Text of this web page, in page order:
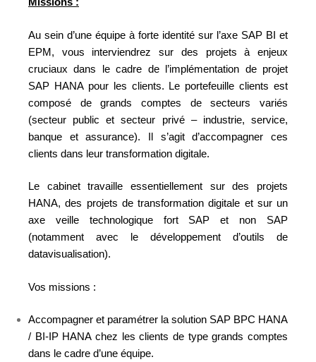
Au sein d’une équipe à forte identité sur l’axe SAP BI et
EPM, vous interviendrez sur des projets à enjeux
cruciaux dans le cadre de l’implémentation de projet
SAP HANA pour les clients. Le portefeuille clients est
composé de grands comptes de secteurs variés
(secteur public et secteur privé – industrie, service,
banque et assurance). Il s’agit d’accompagner ces
clients dans leur transformation digitale.
Le cabinet travaille essentiellement sur des projets
HANA, des projets de transformation digitale et sur un
axe veille technologique fort SAP et non SAP
(notamment avec le développement d’outils de
datavisualisation).
Vos missions :
Accompagner et paramétrer la solution SAP BPC HANA
/ BI-IP HANA chez les clients de type grands comptes
dans le cadre d’une équipe.